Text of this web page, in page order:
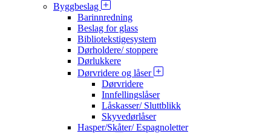
Byggbeslag
Barinnredning
Beslag for glass
Bibliotekstigesystem
Dørholdere/ stoppere
Dørlukkere
Dørvridere og låser
Dørvridere
Innfellingslåser
Låskasser/ Sluttblikk
Skyvedørlåser
Hasper/Skåter/ Espagnoletter